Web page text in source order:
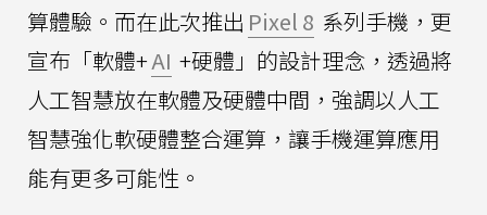
算體驗。而在此次推出 Pixel 8 系列手機，更
宣布「軟體+AI +硬體」的設計理念，透過將
人工智慧放在軟體及硬體中間，強調以人工
智慧強化軟硬體整合運算，讓手機運算應用
能有更多可能性。